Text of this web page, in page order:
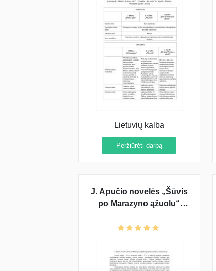
Lietuvių kalba
Peržiūrėti darbą
J. Apučio novelės „Šūvis
po Marazyno ąžuolu“
interpretacija